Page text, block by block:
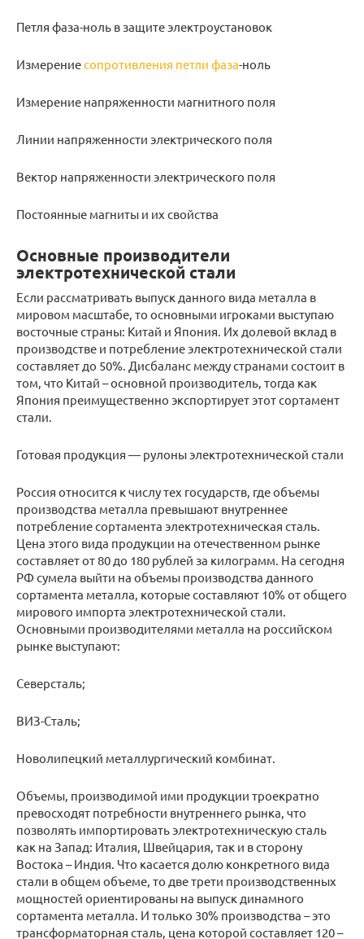
Петля фаза-ноль в защите электроустановок
Измерениесопротивления петли фаза-ноль
Измерение напряженности магнитного поля
Линии напряженности электрического поля
Вектор напряженности электрического поля
Постоянные магниты и их свойства
Основные производители
электротехнической стали
Если рассматривать выпуск данного вида металла в
мировом масштабе, то основными игроками выступаю
восточные страны: Китай и Япония. Их долевой вклад в
производстве и потребление электротехнической стали
составляет до 50%. Дисбаланс между странами состоит в
том, что Китай – основной производитель, тогда как
Япония преимущественно экспортирует этот сортамент
стали.
Готовая продукция — рулоны электротехнической стали
Россия относится к числу тех государств, где объемы
производства металла превышают внутреннее
потребление сортамента электротехническая сталь.
Цена этого вида продукции на отечественном рынке
составляет от 80 до 180 рублей за килограмм. На сегодня
РФ сумела выйти на объемы производства данного
сортамента металла, которые составляют 10% от общего
мирового импорта электротехнической стали.
Основными производителями металла на российском
рынке выступают:
Северсталь;
ВИЗ-Сталь;
Новолипецкий металлургический комбинат.
Объемы, производимой ими продукции троекратно
превосходят потребности внутреннего рынка, что
позволять импортировать электротехническую сталь
как на Запад: Италия, Швейцария, так и в сторону
Востока – Индия. Что касается долю конкретного вида
стали в общем объеме, то две трети производственных
мощностей ориентированы на выпуск динамного
сортамента металла. И только 30% производства – это
трансформаторная сталь, цена которой составляет 120 –